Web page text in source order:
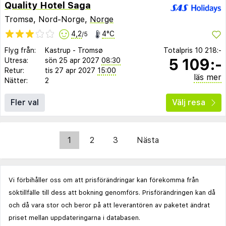
Quality Hotel Saga
Tromsø, Nord-Norge, Norge
4,2/5 4°C
Flyg från: Kastrup - Tromsø
Utresa:
sön 25 apr 2027 08:30
Retur:
tis 27 apr 2027 15:00
Nätter:
2
Totalpris 10 218:-
5 109:-
läs mer
Fler val Välj resa
1 2 3 Nästa
Vi förbihåller oss om att prisförändringar kan förekomma från
söktillfälle till dess att bokning genomförs. Prisförändringen kan då
och då vara stor och beror på att leverantören av paketet ändrat
priset mellan uppdateringarna i databasen.